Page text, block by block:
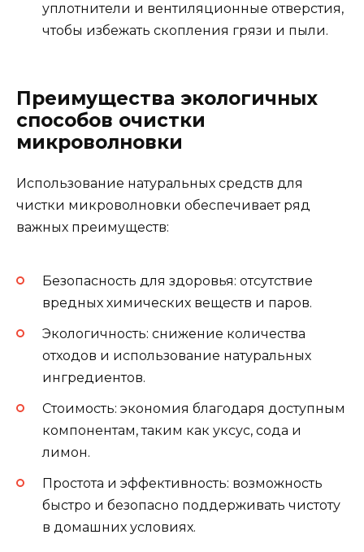
уплотнители и вентиляционные отверстия,
чтобы избежать скопления грязи и пыли.
Преимущества экологичных
способов очистки
микроволновки
Использование натуральных средств для
чистки микроволновки обеспечивает ряд
важных преимуществ:
Безопасность для здоровья: отсутствие
вредных химических веществ и паров.
Экологичность: снижение количества
отходов и использование натуральных
ингредиентов.
Стоимость: экономия благодаря доступным
компонентам, таким как уксус, сода и
лимон.
Простота и эффективность: возможность
быстро и безопасно поддерживать чистоту
в домашних условиях.